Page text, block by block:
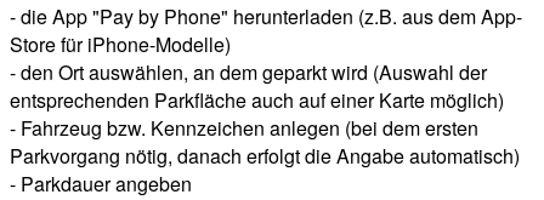
- die App "Pay by Phone" herunterladen (z.B. aus dem App-
Store für iPhone-Modelle)
- den Ort auswählen, an dem geparkt wird (Auswahl der
entsprechenden Parkfläche auch auf einer Karte möglich)
- Fahrzeug bzw. Kennzeichen anlegen (bei dem ersten
Parkvorgang nötig, danach erfolgt die Angabe automatisch)
- Parkdauer angeben